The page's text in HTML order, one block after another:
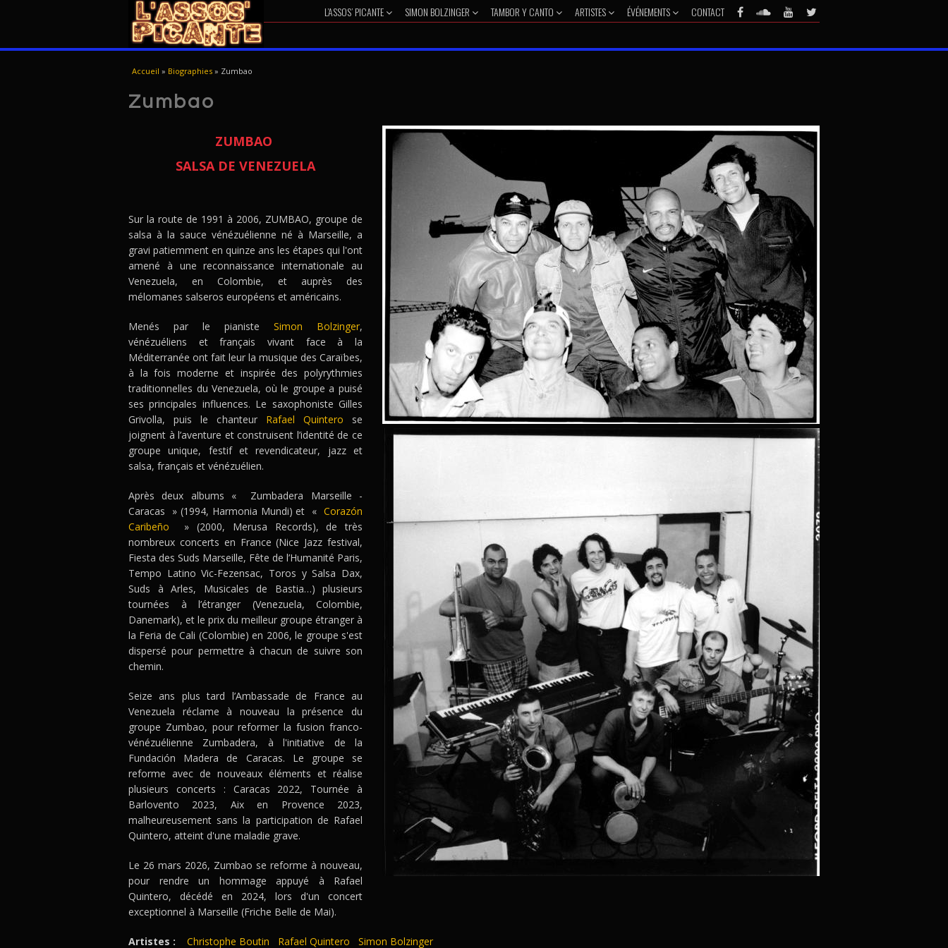
L’ASSOS’ PICANTE SIMON BOLZINGER TAMBOR Y CANTO ARTISTES ÉVÉNEMENTS CONTACT
VOUS ÊTES ICI
Accueil » Biographies » Zumbao
Zumbao
ZUMBAO
SALSA DE VENEZUELA
Sur la route de 1991 à 2006, ZUMBAO, groupe de
salsa à la sauce vénézuélienne né à Marseille, a
gravi patiemment en quinze ans les étapes qui l'ont
amené à une reconnaissance internationale au
Venezuela, en Colombie, et auprès des
mélomanes salseros européens et américains.
Menés par le pianiste Simon Bolzinger,
vénézuéliens et français vivant face à la
Méditerranée ont fait leur la musique des Caraïbes,
à la fois moderne et inspirée des polyrythmies
traditionnelles du Venezuela, où le groupe a puisé
ses principales influences. Le saxophoniste Gilles
Grivolla, puis le chanteur Rafael Quintero se
joignent à l’aventure et construisent l’identité de ce
groupe unique, festif et revendicateur, jazz et
salsa, français et vénézuélien.
Après deux albums « Zumbadera Marseille -
Caracas » (1994, Harmonia Mundi) et « Corazón
Caribeño » (2000, Merusa Records), de très
nombreux concerts en France (Nice Jazz festival,
Fiesta des Suds Marseille, Fête de l’Humanité Paris,
Tempo Latino Vic-Fezensac, Toros y Salsa Dax,
Suds à Arles, Musicales de Bastia…) plusieurs
tournées à l’étranger (Venezuela, Colombie,
Danemark), et le prix du meilleur groupe étranger à
la Feria de Cali (Colombie) en 2006, le groupe s'est
dispersé pour permettre à chacun de suivre son
chemin.
Seize ans plus tard l’Ambassade de France au
Venezuela réclame à nouveau la présence du
groupe Zumbao, pour reformer la fusion franco-
vénézuélienne Zumbadera, à l'initiative de la
Fundación Madera de Caracas. Le groupe se
reforme avec de nouveaux éléments et réalise
plusieurs concerts : Caracas 2022, Tournée à
Barlovento 2023, Aix en Provence 2023,
malheureusement sans la participation de Rafael
Quintero, atteint d'une maladie grave.
Le 26 mars 2026, Zumbao se reforme à nouveau,
pour rendre un hommage appuyé à Rafael
Quintero, décédé en 2024, lors d'un concert
exceptionnel à Marseille (Friche Belle de Mai).
Artistes : Christophe Boutin Rafael Quintero Simon Bolzinger